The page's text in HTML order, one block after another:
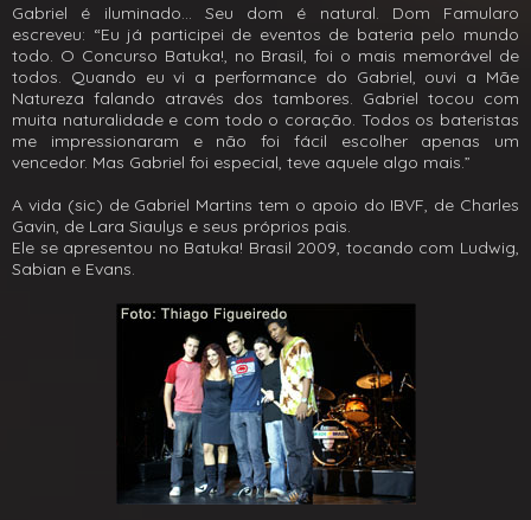
Gabriel é iluminado... Seu dom é natural. Dom Famularo
escreveu: “Eu já participei de eventos de bateria pelo mundo
todo. O Concurso Batuka!, no Brasil, foi o mais memorável de
todos. Quando eu vi a performance do Gabriel, ouvi a Mãe
Natureza falando através dos tambores. Gabriel tocou com
muita naturalidade e com todo o coração. Todos os bateristas
me impressionaram e não foi fácil escolher apenas um
vencedor. Mas Gabriel foi especial, teve aquele algo mais.”
A vida (sic) de Gabriel Martins tem o apoio do IBVF, de Charles
Gavin, de Lara Siaulys e seus próprios pais.
Ele se apresentou no Batuka! Brasil 2009, tocando com Ludwig,
Sabian e Evans.